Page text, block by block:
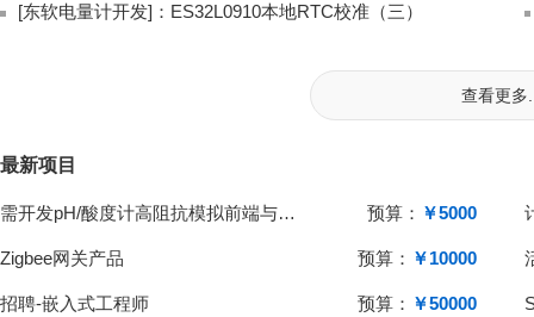
[东软电量计开发]：ES32L0910本地RTC校准（三）
查看更多
最新项目
需开发pH/酸度计高阻抗模拟前端与单片机系统 预算： ￥5000
Zigbee网关产品 预算： ￥10000
招聘-嵌入式工程师 预算： ￥50000